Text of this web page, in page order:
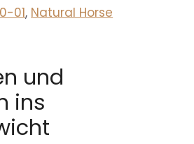
01, Natural Horse
und
ins